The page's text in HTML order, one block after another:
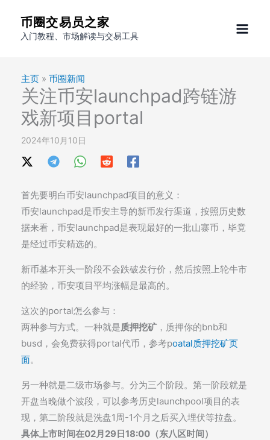
币圈交易员之家
入门教程、市场解读与交易工具
主页 » 币圈新闻
关注币安launchpad跨链游
戏新项目portal
2024年10月10日
首先要明白币安launchpad项目的意义：
币安launchpad是币安主导的新币发行渠道，按照历史数
据来看，币安launchpad是表现最好的一批山寨币，毕竟
是经过币安精选的。
新币基本开头一阶段不会跌破发行价，然后按照上轮牛市
的经验，币安项目平均涨幅是最高的。
这次的portal怎么参与：
两种参与方式。一种就是质押挖矿 ，质押你的bnb和
busd，会免费获得portal代币，参考poatal质押挖矿页
面。
另一种就是二级市场参与。分为三个阶段。第一阶段就是
开盘当晚做个波段，可以参考历史launchpool项目的表
现，第二阶段就是洗盘1周-1个月之后买入埋伏等拉盘。
具体上市时间在02月29日18:00（东八区时间）